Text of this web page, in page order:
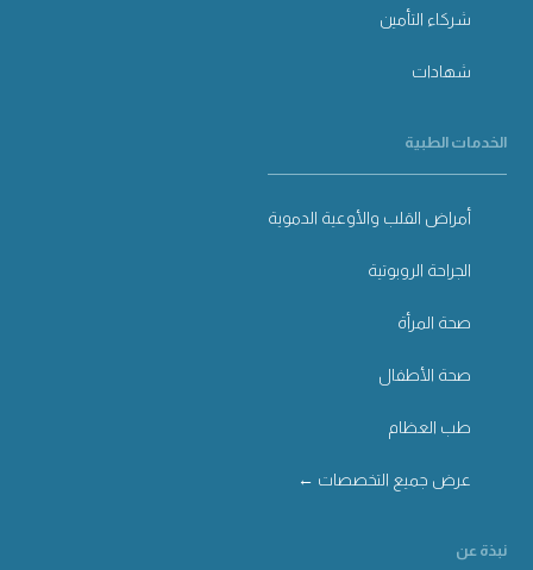
شركاء التأمين
شهادات
الخدمات الطبية
أمراض القلب والأوعية الدموية
الجراحة الروبوتية
صحة المرأة
صحة الأطفال
طب العظام
عرض جميع التخصصات ←
نبذة عن